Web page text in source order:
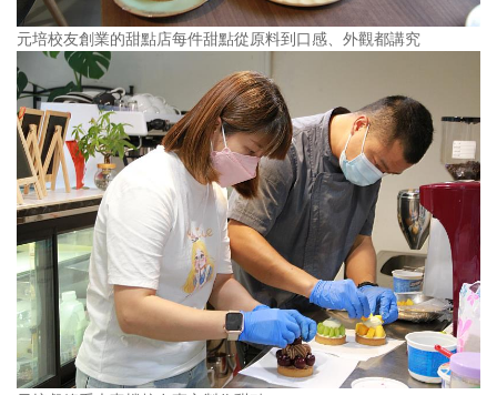
元培校友創業的甜點店每件甜點從原料到口感、外觀都講究